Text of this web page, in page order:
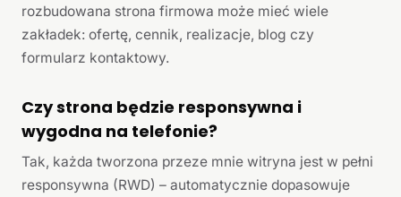
rozbudowana strona firmowa może mieć wiele
zakładek: ofertę, cennik, realizacje, blog czy
formularz kontaktowy.
Czy strona będzie responsywna i
wygodna na telefonie?
Tak, każda tworzona przeze mnie witryna jest w pełni
responsywna (RWD) – automatycznie dopasowuje